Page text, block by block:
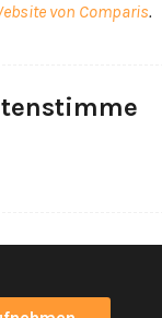
von Comparis.